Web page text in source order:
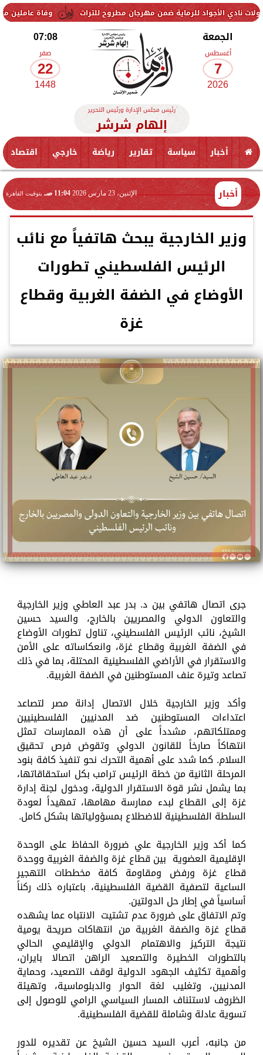
وفاة عاملين متأثرين للرماية ضمن مهرجان مطروح للتراث
الجمعة
أغسطس
7
2026
07:08
صفر
22
1448
رئيس مجلس الإدارة ورئيس التحرير
إلهام شرشر
أخبار سياسة تقارير رياضة خارجي اقتصاد
أخبار الإثنين، 23 مارس 2026 11:04 صـ بتوقيت القاهرة
وزير الخارجية يبحث هاتفياً مع نائب
الرئيس الفلسطيني تطورات
الأوضاع في الضفة الغربية وقطاع
غزة
جرى اتصال هاتفي بين د. بدر عبد العاطي وزير الخارجية
والتعاون الدولي والمصريين بالخارج، والسيد حسين
الشيخ، نائب الرئيس الفلسطيني، تناول تطورات الأوضاع
في الضفة الغربية وقطاع غزة، وانعكاساته على الأمن
والاستقرار في الأراضي الفلسطينية المحتلة، بما في ذلك
تصاعد وتيرة عنف المستوطنين في الضفة الغربية.
وأكد وزير الخارجية خلال الاتصال إدانة مصر لتصاعد
اعتداءات المستوطنين ضد المدنيين الفلسطينيين
وممتلكاتهم، مشدداً على أن هذه الممارسات تمثل
انتهاكاً صارخاً للقانون الدولي وتقوض فرص تحقيق
السلام. كما شدد على أهمية التحرك نحو تنفيذ كافة بنود
المرحلة الثانية من خطة الرئيس ترامب بكل استحقاقاتها،
بما يشمل نشر قوة الاستقرار الدولية، ودخول لجنة إدارة
غزة إلى القطاع لبدء ممارسة مهامها، تمهيداً لعودة
السلطة الفلسطينية للاضطلاع بمسؤولياتها بشكل كامل.
كما أكد وزير الخارجية علي ضرورة الحفاظ على الوحدة
الإقليمية العضوية بين قطاع غزة والضفة الغربية ووحدة
قطاع غزة ورفض ومقاومة كافة مخططات التهجير
الساعية لتصفية القضية الفلسطينية، باعتباره ذلك ركناً
أساسياً في إطار حل الدولتين.
وتم الاتفاق على ضرورة عدم تشتيت الانتباه عما يشهده
قطاع غزة والضفة الغربية من انتهاكات صريحة يومية
نتيجة التركيز والاهتمام الدولي والإقليمي الحالي
بالتطورات الخطيرة والتصعيد الراهن اتصالا بايران،
وأهمية تكثيف الجهود الدولية لوقف التصعيد، وحماية
المدنيين، وتغليب لغة الحوار والدبلوماسية، وتهيئة
الظروف لاستئناف المسار السياسي الرامي للوصول إلى
تسوية عادلة وشاملة للقضية الفلسطينية.
من جانبه، أعرب السيد حسين الشيخ عن تقديره للدور